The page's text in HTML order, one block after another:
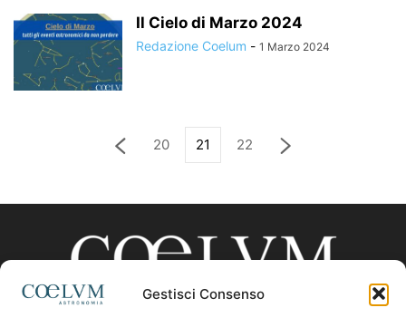
Gestisci Consenso
Il Cielo di Marzo 2024
Redazione Coelum - 1 Marzo 2024
20 21 22